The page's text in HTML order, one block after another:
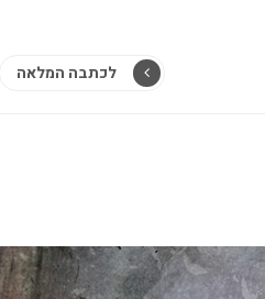
לכתבה המלאה